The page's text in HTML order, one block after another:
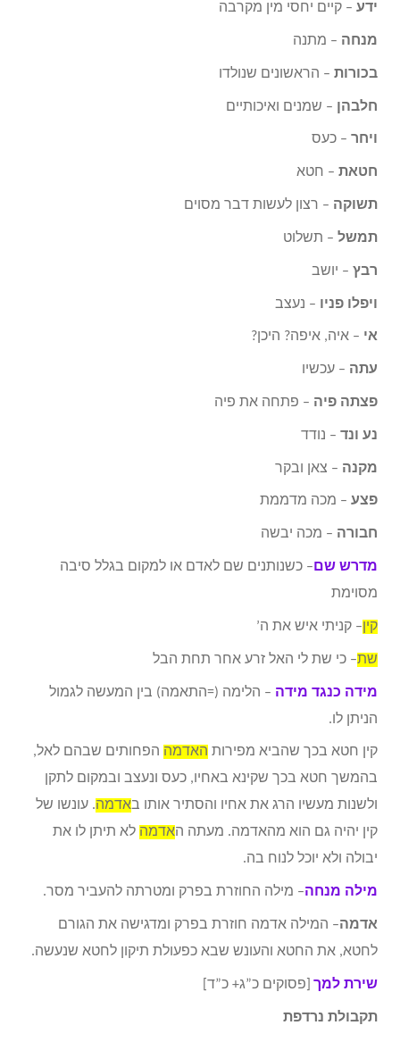
ידע – קיים יחסי מין מקרבה
מנחה – מתנה
בכורות – הראשונים שנולדו
חלבהן – שמנים ואיכותיים
ויחר – כעס
חטאת – חטא
תשוקה – רצון לעשות דבר מסוים
תמשל – תשלוט
רבץ – יושב
ויפלו פניו – נעצב
אי – איה, איפה? היכן?
עתה – עכשיו
פצתה פיה – פתחה את פיה
נע ונד – נודד
מקנה – צאן ובקר
פצע – מכה מדממת
חבורה – מכה יבשה
מדרש שם – כשנותנים שם לאדם או למקום בגלל סיבה
מסוימת
קין – קניתי איש את ה’
שת– כי שת לי האל זרע אחר תחת הבל
מידה כנגד מידה – הלימה (=התאמה) בין המעשה לגמול
הניתן לו.
קין חטא בכך שהביא מפירות האדמה הפחותים שבהם לאל,
בהמשך חטא בכך שקינא באחיו, כעס ונעצב ובמקום לתקן
ולשנות מעשיו הרג את אחיו והסתיר אותו באדמה. עונשו של
קין יהיה גם הוא מהאדמה. מעתה האדמה לא תיתן לו את
יבולה ולא יוכל לנוח בה.
מילה מנחה– מילה החוזרת בפרק ומטרתה להעביר מסר.
אדמה– המילה אדמה חוזרת בפרק ומדגישה את הגורם
לחטא, את החטא והעונש שבא כפעולת תיקון לחטא שנעשה.
שירת למך [פסוקים כ”ג+ כ”ד]
תקבולת נרדפת